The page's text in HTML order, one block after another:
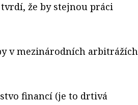
že by stejnou práci
v mezinárodních arbitrážích
financí (je to drtivá